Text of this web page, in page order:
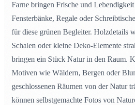
Farne bringen Frische und
Fensterbänke, Regale oder
für diese grünen Begleiter. Holzdetails
Schalen oder kleine Deko-Elemente
bringen ein Stück Natur in den Raum.
Motiven wie Wäldern, Bergen oder
geschlossenen Räumen von der Natur
können selbstgemachte Fotos von